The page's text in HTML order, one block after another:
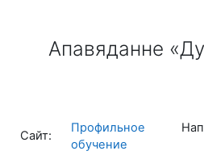
Апавяданне
Сайт:
Профильное
обучение